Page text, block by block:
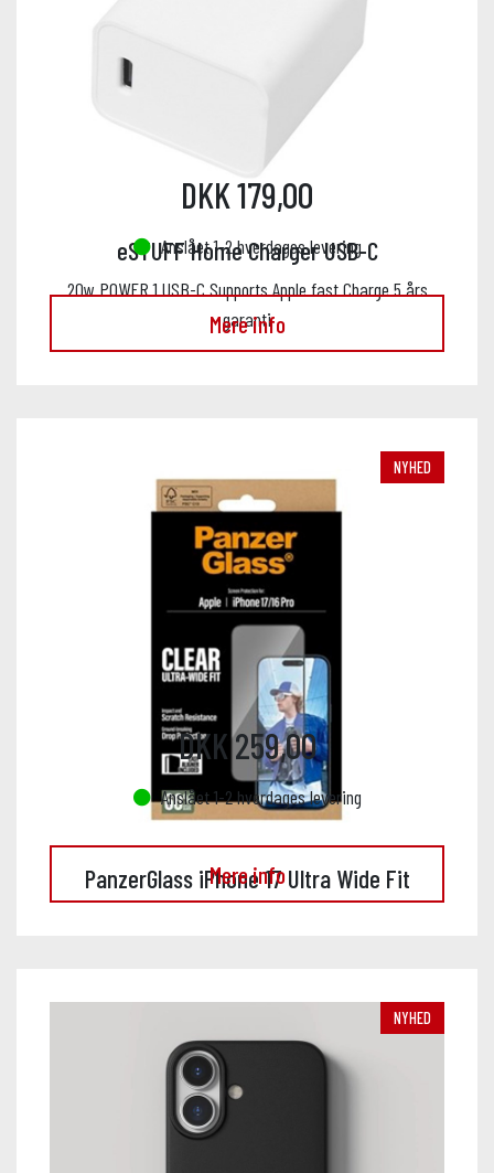
eSTUFF Home Charger USB-C
20w POWER 1 USB-C Supports Apple fast Charge 5 års
garanti
DKK 179,00
Anslået 1-2 hverdages levering
Mere info
NYHED
PanzerGlass iPhone 17 Ultra Wide Fit
DKK 259,00
Anslået 1-2 hverdages levering
Mere info
NYHED